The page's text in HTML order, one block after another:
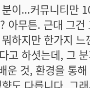
이...커뮤니티만
아무튼. 근대 그
하지만 한가지
고 하셧는데, 그
운 것, 환경을 통
도 다릅니다. 그